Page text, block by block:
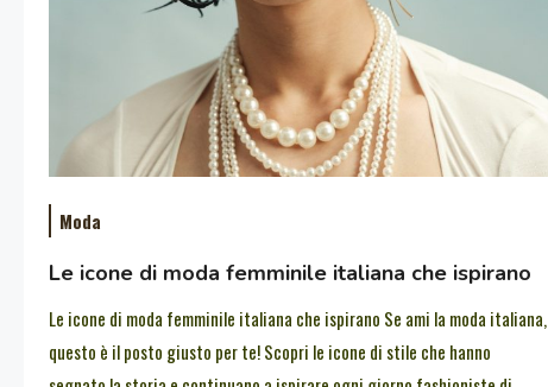
Moda
Le icone di moda femminile italiana che ispirano
Le icone di moda femminile italiana che ispirano Se ami la moda italiana,
questo è il posto giusto per te! Scopri le icone di stile che hanno